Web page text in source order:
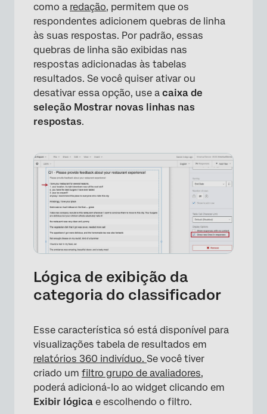
×
como a redação, permitem que os
respondentes adicionem quebras de linha
às suas respostas. Por padrão, essas
quebras de linha são exibidas nas
respostas adicionadas às tabelas
resultados. Se você quiser ativar ou
desativar essa opção, use a caixa de
seleção Mostrar novas linhas nas
respostas.
Lógica de exibição da
categoria do classificador
Esse característica só está disponível para
visualizações tabela de resultados em
relatórios 360 indivíduo. Se você tiver
criado um filtro grupo de avaliadores,
poderá adicioná-lo ao widget clicando em
Exibir lógica e escolhendo o filtro.